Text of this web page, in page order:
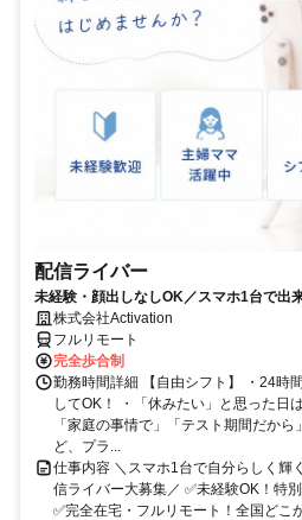
配信ライバー
未経験・顔出しなしOK／スマホ1台で出
株式会社Activation
フルリモート
完全歩合制
勤務時間詳細 【自由シフト】 ・24時
してOK！ ・「休みたい」と思った日
「家庭の事情で」「テスト期間だか
ど、プラ...
仕事内容 ＼スマホ1台で自分らしく輝
信ライバー大募集／ ✅未経験OK！特
✅完全在宅・フルリモート！全国どこ